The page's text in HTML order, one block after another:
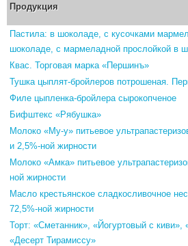
Продукция
Пастила: в шоколаде, с кусочками
шоколаде, с мармеладной прослойкой в
Квас. Торговая марка «Першинъ»
Тушка цыплят-бройлеров потрошеная.
Филе цыпленка-бройлера сырокопченое
Бифштекс «Рябушка»
Молоко «Му-у» питьевое
и 2,5%-ной жирности
Молоко «Амка» питьевое
ной жирности
Масло крестьянское сладкосливочное
72,5%-ной жирности
Торт: «Сметанник», «Йогуртовый с киви»,
«Десерт Тирамиссу»